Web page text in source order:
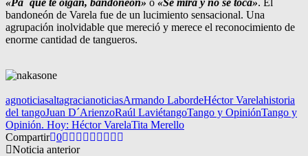
bandoneón de Varela fue de un lucimiento sensacional. Una
agrupación inolvidable que mereció y merece el reconocimiento de
enorme cantidad de tangueros.
agnoticiasaltagracianoticiasArmando LabordeHéctor Varelahistoria
del tangoJuan D´ArienzoRaúl LaviétangoTango y OpiniónTango y
Opinión. Hoy: Héctor VarelaTita Merello
Compartir 0
Noticia anterior